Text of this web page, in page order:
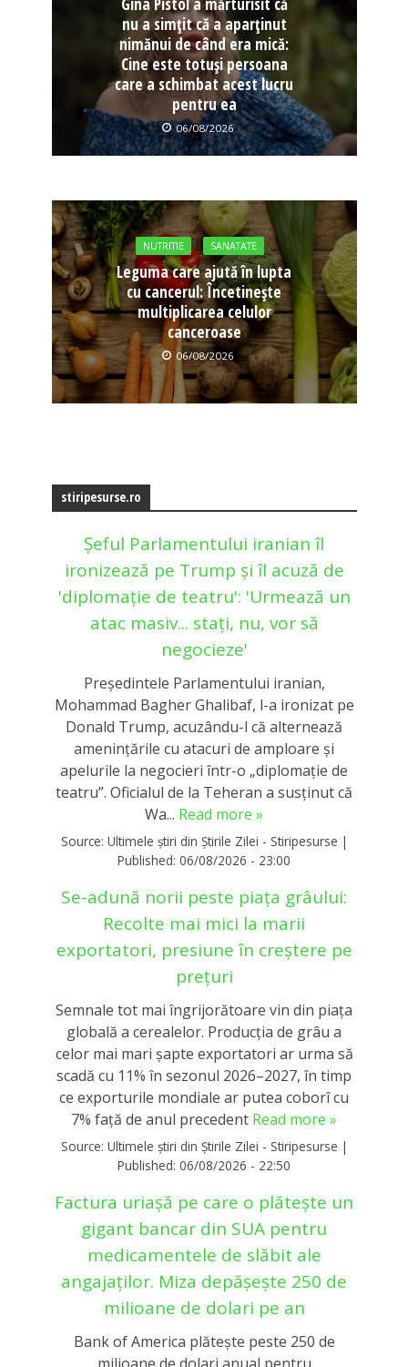
nu a simțit că a aparținut
nimănui de când era mică:
Cine este totuși persoana
care a schimbat acest lucru
pentru ea
06/08/2026
NUTRITIE SANATATE
Leguma care ajută în lupta
cu cancerul: Încetinește
multiplicarea celulor
canceroase
06/08/2026
stiripesurse.ro
Șeful Parlamentului iranian îl
ironizează pe Trump și îl acuză de
'diplomație de teatru': 'Urmează un
atac masiv... stați, nu, vor să
negocieze'
Președintele Parlamentului iranian,
Mohammad Bagher Ghalibaf, l-a ironizat pe
Donald Trump, acuzându-l că alternează
amenințările cu atacuri de amploare și
apelurile la negocieri într-o „diplomație de
teatru”. Oficialul de la Teheran a susținut că
Wa... Read more »
Source: Ultimele știri din Știrile Zilei - Stiripesurse |
Published: 06/08/2026 - 23:00
Se-adună norii peste piața grâului:
Recolte mai mici la marii
exportatori, presiune în creștere pe
prețuri
Semnale tot mai îngrijorătoare vin din piața
globală a cerealelor. Producția de grâu a
celor mai mari șapte exportatori ar urma să
scadă cu 11% în sezonul 2026–2027, în timp
ce exporturile mondiale ar putea coborî cu
7% față de anul precedent Read more »
Source: Ultimele știri din Știrile Zilei - Stiripesurse |
Published: 06/08/2026 - 22:50
Factura uriașă pe care o plătește un
gigant bancar din SUA pentru
medicamentele de slăbit ale
angajaților. Miza depășește 250 de
milioane de dolari pe an
Bank of America plătește peste 250 de